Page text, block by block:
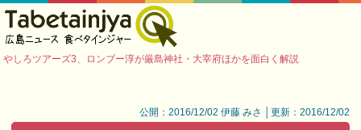
やしろツアーズ3、ロンブー淳が厳島神社・大宰府ほかを面白く解説
公開：2016/12/02 伊藤 みさ │更新：2016/12/02